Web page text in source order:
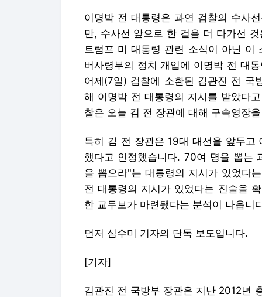
이명박 전 대통령은 과연 검찰의 수사
만, 수사선 앞으로 한 걸음 더 다가선
트럼프 미 대통령 관련 소식이 아닌 이
버사령부의 정치 개입에 이명박 전 대
어제(7일) 검찰에 소환된 김관진 전 국
해 이명박 전 대통령의 지시를 받았다
찰은 오늘 김 전 장관에 대해 구속영장
특히 김 전 장관은 19대 대선을 앞두고
했다고 인정했습니다. 70여 명을 뽑는
을 뽑으라"는 대통령의 지시가 있었다
전 대통령의 지시가 있었다는 진술을
한 교두보가 마련됐다는 분석이 나옵니
먼저 심수미 기자의 단독 보도입니다.
[기자]
김관진 전 국방부 장관은 지난 2012년